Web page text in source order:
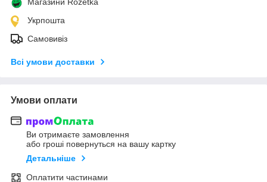
Укрпошта
Самовивіз
Всі умови доставки
Умови оплати
Ви отримаєте замовлення
або гроші повернуться на вашу картку
Детальніше
Оплатити частинами